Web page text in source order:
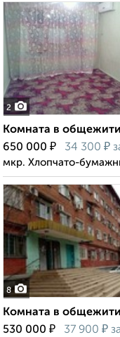
2
Комната в
650 000 ₽ 34 300 ₽
мкр. Хлопчато-
8
Комната в
530 000 ₽ 37 900 ₽